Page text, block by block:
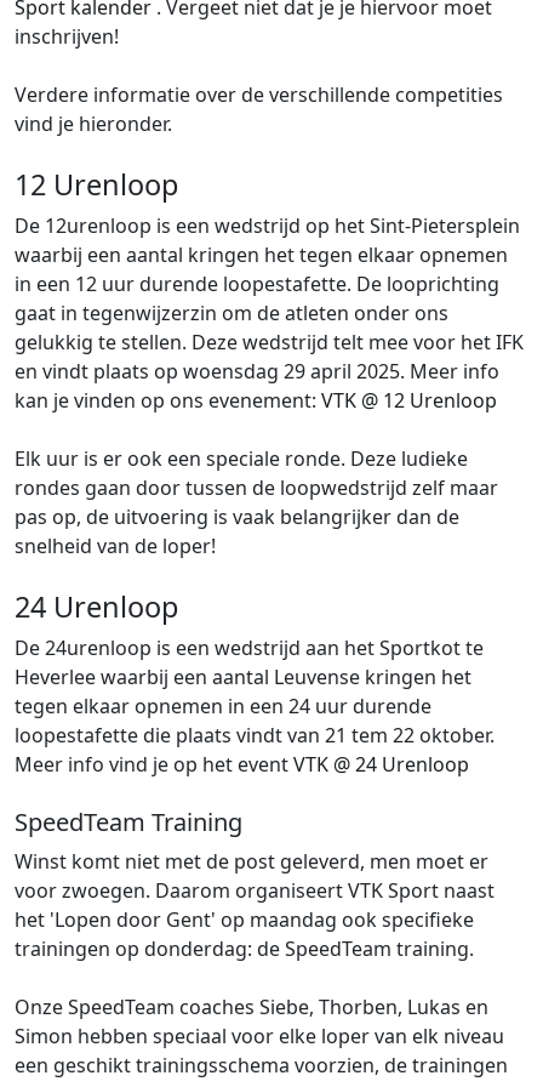
Sport kalender . Vergeet niet dat je je hiervoor moet
inschrijven!
Verdere informatie over de verschillende competities
vind je hieronder.
12 Urenloop
De 12urenloop is een wedstrijd op het Sint-Pietersplein
waarbij een aantal kringen het tegen elkaar opnemen
in een 12 uur durende loopestafette. De looprichting
gaat in tegenwijzerzin om de atleten onder ons
gelukkig te stellen. Deze wedstrijd telt mee voor het IFK
en vindt plaats op woensdag 29 april 2025. Meer info
kan je vinden op ons evenement: VTK @ 12 Urenloop
Elk uur is er ook een speciale ronde. Deze ludieke
rondes gaan door tussen de loopwedstrijd zelf maar
pas op, de uitvoering is vaak belangrijker dan de
snelheid van de loper!
24 Urenloop
De 24urenloop is een wedstrijd aan het Sportkot te
Heverlee waarbij een aantal Leuvense kringen het
tegen elkaar opnemen in een 24 uur durende
loopestafette die plaats vindt van 21 tem 22 oktober.
Meer info vind je op het eventVTK @ 24 Urenloop
SpeedTeam Training
Winst komt niet met de post geleverd, men moet er
voor zwoegen. Daarom organiseert VTK Sport naast
het 'Lopen door Gent' op maandag ook specifieke
trainingen op donderdag: de SpeedTeam training.
Onze SpeedTeam coaches Siebe, Thorben, Lukas en
Simon hebben speciaal voor elke loper van elk niveau
een geschikt trainingsschema voorzien, de trainingen